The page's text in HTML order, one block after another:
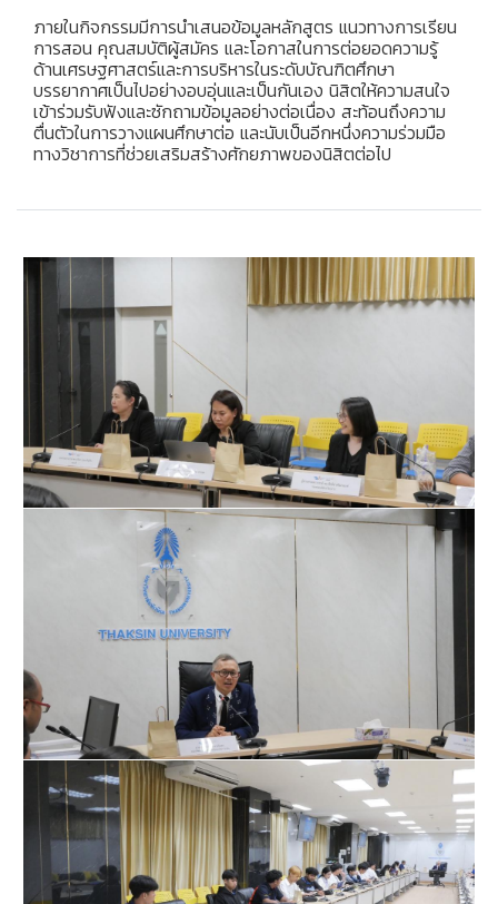
ภายในกิจกรรมมีการนำเสนอข้อมูลหลักสูตร แนวทางการเรียน
การสอน คุณสมบัติผู้สมัคร และโอกาสในการต่อยอดความรู้
ด้านเศรษฐศาสตร์และการบริหารในระดับบัณฑิตศึกษา
บรรยากาศเป็นไปอย่างอบอุ่นและเป็นกันเอง นิสิตให้ความสนใจ
เข้าร่วมรับฟังและซักถามข้อมูลอย่างต่อเนื่อง สะท้อนถึงความ
ตื่นตัวในการวางแผนศึกษาต่อ และนับเป็นอีกหนึ่งความร่วมมือ
ทางวิชาการที่ช่วยเสริมสร้างศักยภาพของนิสิตต่อไป